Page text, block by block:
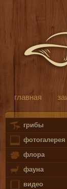
главная
грибы
фотогалерея
флора
фауна
видео